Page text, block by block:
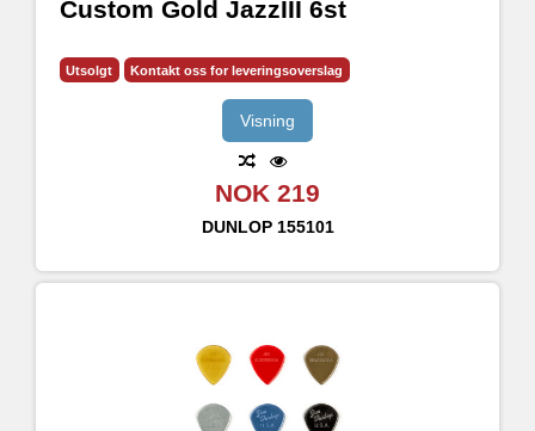
Custom Gold JazzIII 6st
Utsolgt Kontakt oss for leveringsoverslag
Visning
NOK 219
DUNLOP 155101